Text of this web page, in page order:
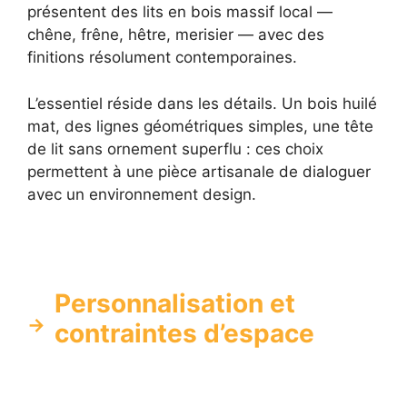
présentent des lits en bois massif local —
chêne, frêne, hêtre, merisier — avec des
finitions résolument contemporaines.
L’essentiel réside dans les détails. Un bois huilé
mat, des lignes géométriques simples, une tête
de lit sans ornement superflu : ces choix
permettent à une pièce artisanale de dialoguer
avec un environnement design.
Personnalisation et
contraintes d’espace